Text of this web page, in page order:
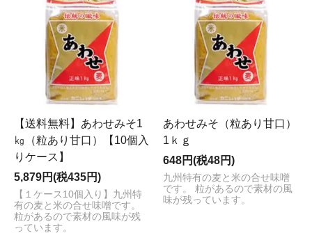
【送料無料】あわせみそ1
㎏（粒あり甘口）【10個入
りケース】
5,879円(税435円)
【１ケース10個入り】九州特
有の麦と米の合せ味噌です。
粒があるので素材の風味が残
っています。
あわせみそ（粒あり甘口）
1ｋｇ
648円(税48円)
九州特有の麦と米の合せ味噌
です。 粒があるので素材の風
味が残っています。